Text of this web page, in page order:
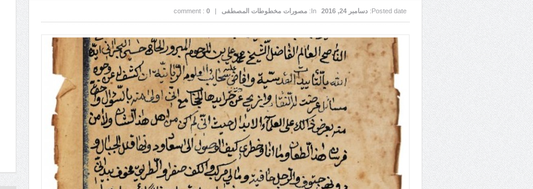
Posted date: دسامبر 24, 2016 In: مصورات مخطوطات المصطفى |
comment : 0